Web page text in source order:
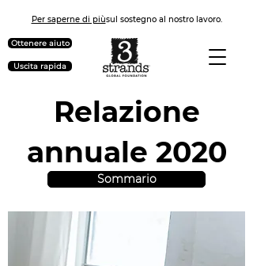
Per saperne di piùsul sostegno al nostro lavoro.
Ottenere aiuto
Uscita rapida
Relazione
annuale 2020
Sommario